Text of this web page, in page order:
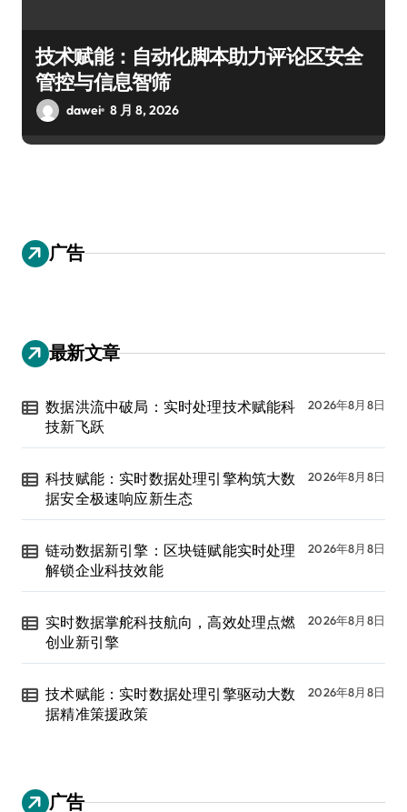
技术赋能：自动化脚本助力评论区安全
管控与信息智筛
dawei 8 月 8, 2026
广告
最新文章
数据洪流中破局：实时处理技术赋能科
技新飞跃
2026年8月8日
科技赋能：实时数据处理引擎构筑大数
据安全极速响应新生态
2026年8月8日
链动数据新引擎：区块链赋能实时处理
解锁企业科技效能
2026年8月8日
实时数据掌舵科技航向，高效处理点燃
创业新引擎
2026年8月8日
技术赋能：实时数据处理引擎驱动大数
据精准策援政策
2026年8月8日
广告